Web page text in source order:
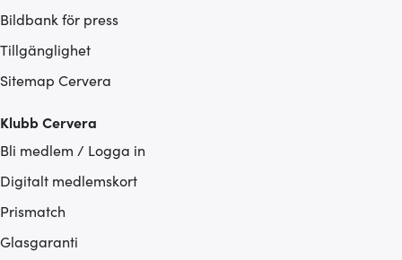
Bildbank för press
Tillgänglighet
Sitemap Cervera
Klubb Cervera
Bli medlem / Logga in
Digitalt medlemskort
Prismatch
Glasgaranti